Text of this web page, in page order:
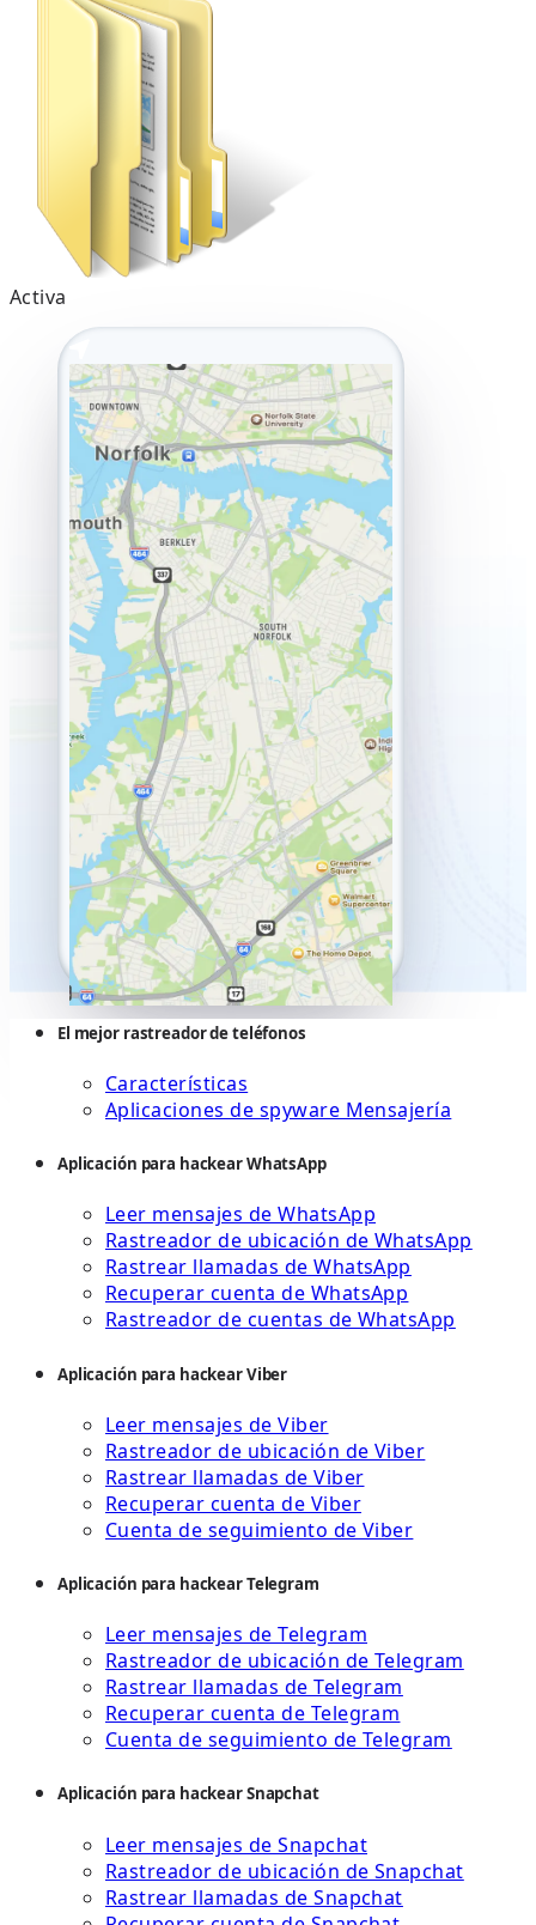
Activa
El mejor rastreador de teléfonos
Características
Aplicaciones de spyware Mensajería
Aplicación para hackear WhatsApp
Leer mensajes de WhatsApp
Rastreador de ubicación de WhatsApp
Rastrear llamadas de WhatsApp
Recuperar cuenta de WhatsApp
Rastreador de cuentas de WhatsApp
Aplicación para hackear Viber
Leer mensajes de Viber
Rastreador de ubicación de Viber
Rastrear llamadas de Viber
Recuperar cuenta de Viber
Cuenta de seguimiento de Viber
Aplicación para hackear Telegram
Leer mensajes de Telegram
Rastreador de ubicación de Telegram
Rastrear llamadas de Telegram
Recuperar cuenta de Telegram
Cuenta de seguimiento de Telegram
Aplicación para hackear Snapchat
Leer mensajes de Snapchat
Rastreador de ubicación de Snapchat
Rastrear llamadas de Snapchat